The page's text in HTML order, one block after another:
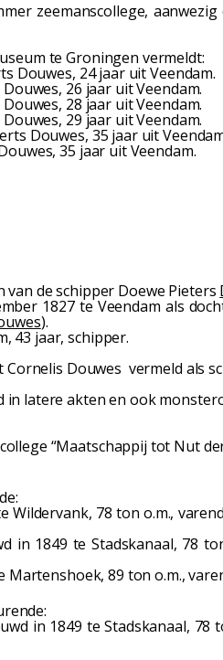
zeemanscollege,
te Groningen vermeldt:
Douwes, 24 jaar uit Veendam.
26 jaar uit Veendam.
28 jaar uit Veendam.
29 jaar uit Veendam.
Douwes, 35 jaar uit
35 jaar uit Veendam.
de schipper Doewe Pieters
1827 te Veendam als
).
43 jaar, schipper.
Douwes vermeld als
latere akten en ook
“Maatschappij tot Nut
78 ton o.m.,
1849 te Stadskanaal, 78
89 ton o.m.,
1849 te Stadskanaal, 78